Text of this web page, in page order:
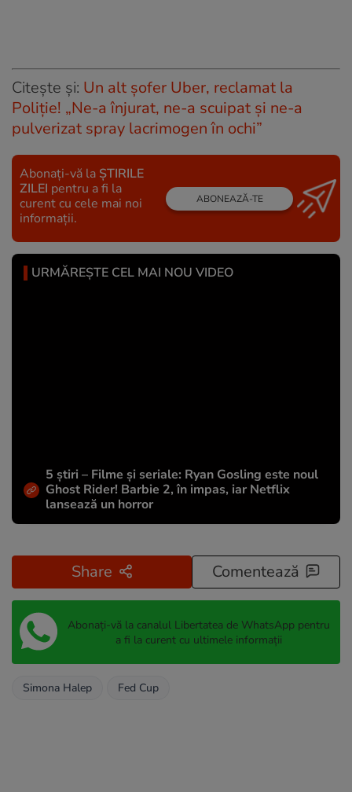
Citește și: Un alt șofer Uber, reclamat la
Poliție! „Ne-a înjurat, ne-a scuipat și ne-a
pulverizat spray lacrimogen în ochi”
Abonați-vă la ȘTIRILE
ZILEI pentru a fi la
curent cu cele mai noi
informații.
ABONEAZĂ-TE
URMĂREȘTE CEL MAI NOU VIDEO
5 știri – Filme și seriale: Ryan Gosling este noul
Ghost Rider! Barbie 2, în impas, iar Netflix
lansează un horror
Share Comentează
Abonați-vă la canalul Libertatea de WhatsApp pentru
a fi la curent cu ultimele informații
Simona Halep Fed Cup